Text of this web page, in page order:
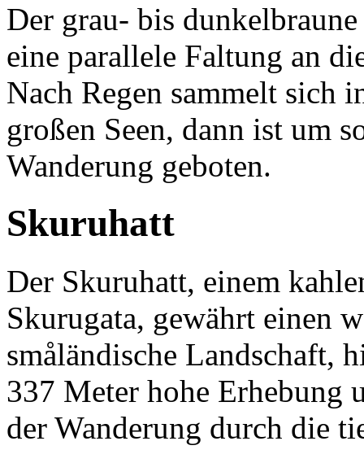
Der grau- bis
eine parallele Faltung an
Nach Regen sammelt sich
großen Seen, dann ist um
Wanderung geboten.
Skuruhatt
Der Skuruhatt, einem
Skurugata, gewährt einen
småländische Landschaft,
337 Meter hohe Erhebung
der Wanderung durch die